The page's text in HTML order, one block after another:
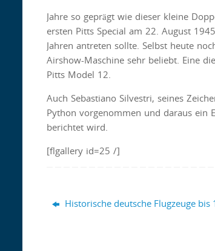
Jahre so geprägt wie dieser kleine
ersten Pitts Special am 22. August
Jahren antreten sollte. Selbst heute
Airshow-Maschine sehr beliebt. Eine
Pitts Model 12.
Auch Sebastiano Silvestri, seines
Python vorgenommen und daraus ein
berichtet wird.
[flgallery id=25 /]
Historische deutsche Flugzeuge bis